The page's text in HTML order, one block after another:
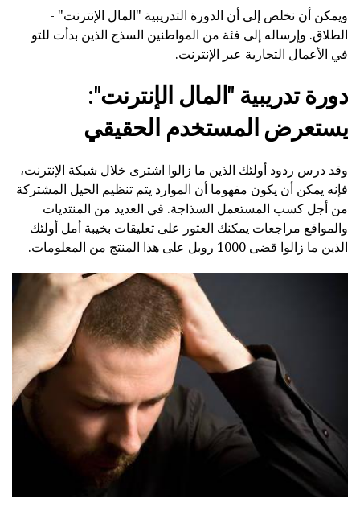
ويمكن أن نخلص إلى أن الدورة التدريبية "المال الإنترنت" -
الطلاق. وإرساله إلى فئة من المواطنين السذج الذين بدأت للتو
في الأعمال التجارية عبر الإنترنت.
دورة تدريبية "المال الإنترنت":
يستعرض المستخدم الحقيقي
وقد درس ردود أولئك الذين ما زالوا اشترى خلال شبكة الإنترنت،
فإنه يمكن أن يكون مفهوما أن الموارد يتم تنظيم الحيل المشتركة
من أجل كسب المستعمل السذاجة. في العديد من المنتديات
والمواقع مراجعات يمكنك العثور على تعليقات بخيبة أمل أولئك
الذين ما زالوا قضى 1000 روبل على هذا المنتج من المعلومات.